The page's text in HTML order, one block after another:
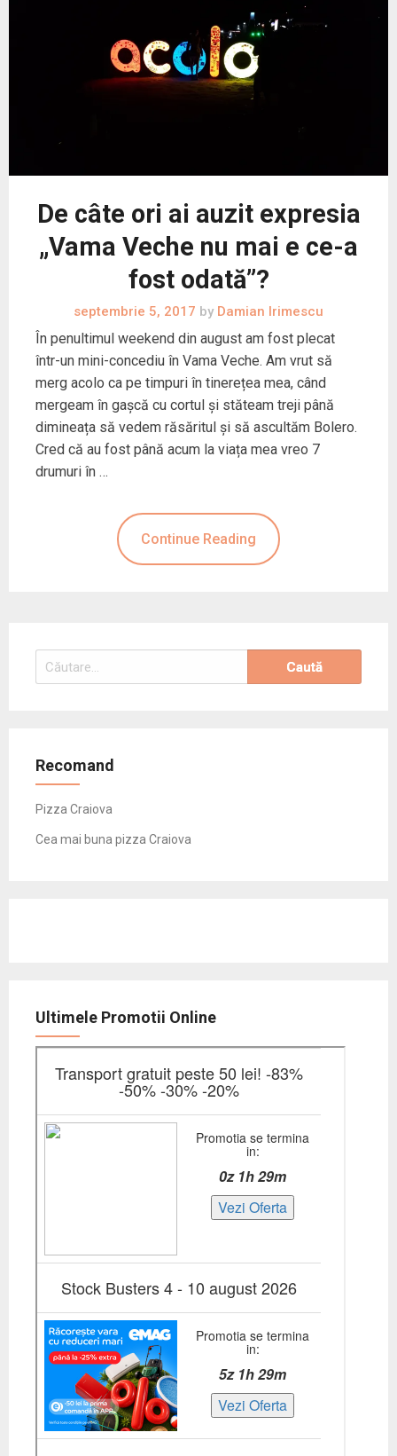
De câte ori ai auzit expresia
„Vama Veche nu mai e ce-a
fost odată”?
septembrie 5, 2017 by Damian Irimescu
În penultimul weekend din august am fost plecat
într-un mini-concediu în Vama Veche. Am vrut să
merg acolo ca pe timpuri în tinerețea mea, când
mergeam în gașcă cu cortul și stăteam treji până
dimineața să vedem răsăritul și să ascultăm Bolero.
Cred că au fost până acum la viața mea vreo 7
drumuri în …
Continue Reading
Caută
după:
Recomand
Pizza Craiova
Cea mai buna pizza Craiova
Ultimele Promotii Online